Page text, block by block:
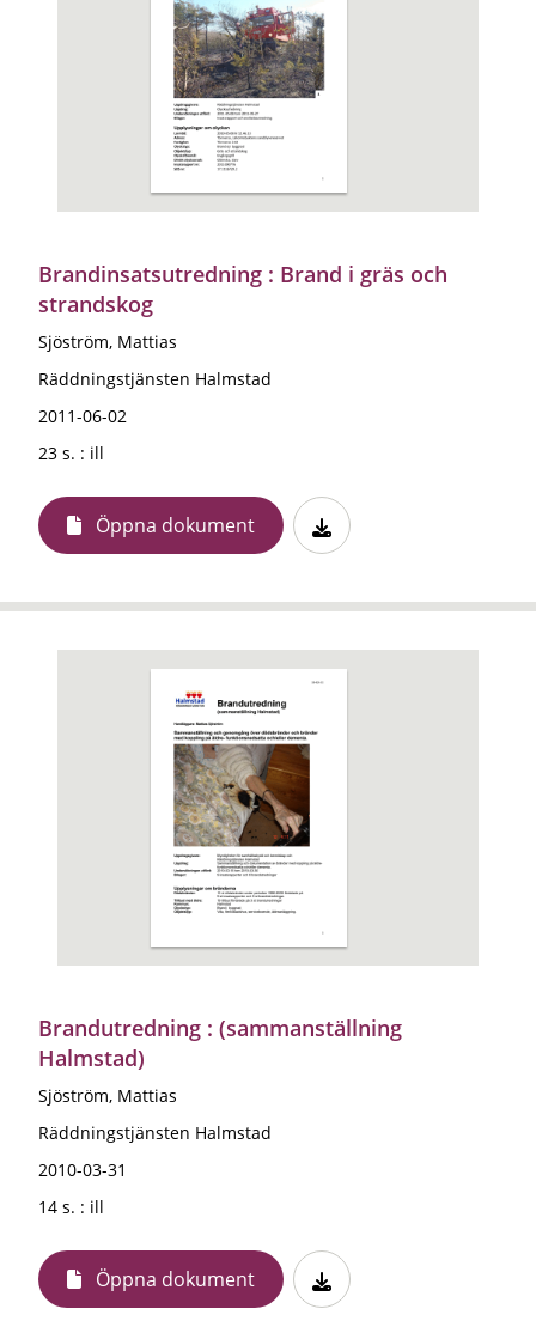
Brandinsatsutredning : Brand i gräs och
strandskog
Sjöström, Mattias
Räddningstjänsten Halmstad
2011-06-02
23 s. : ill
Öppna dokument
Brandutredning : (sammanställning
Halmstad)
Sjöström, Mattias
Räddningstjänsten Halmstad
2010-03-31
14 s. : ill
Öppna dokument